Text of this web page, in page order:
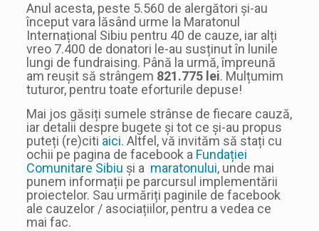
Anul acesta, peste 5.560 de alergători și-au
început vara lăsând urme la Maratonul
Internațional Sibiu pentru 40 de cauze, iar alți
vreo 7.400 de donatori le-au susținut în lunile
lungi de fundraising. Până la urmă, împreună
am reușit să strângem 821.775 lei. Mulțumim
tuturor, pentru toate eforturile depuse!
Mai jos găsiți sumele strânse de fiecare cauză,
iar detalii despre bugete și tot ce și-au propus
puteți (re)citi aici. Altfel, vă invităm să stați cu
ochii pe pagina de facebook a Fundației
Comunitare Sibiu și a maratonului, unde mai
punem informații pe parcursul implementării
proiectelor. Sau urmăriți paginile de facebook
ale cauzelor / asociațiilor, pentru a vedea ce
mai fac.